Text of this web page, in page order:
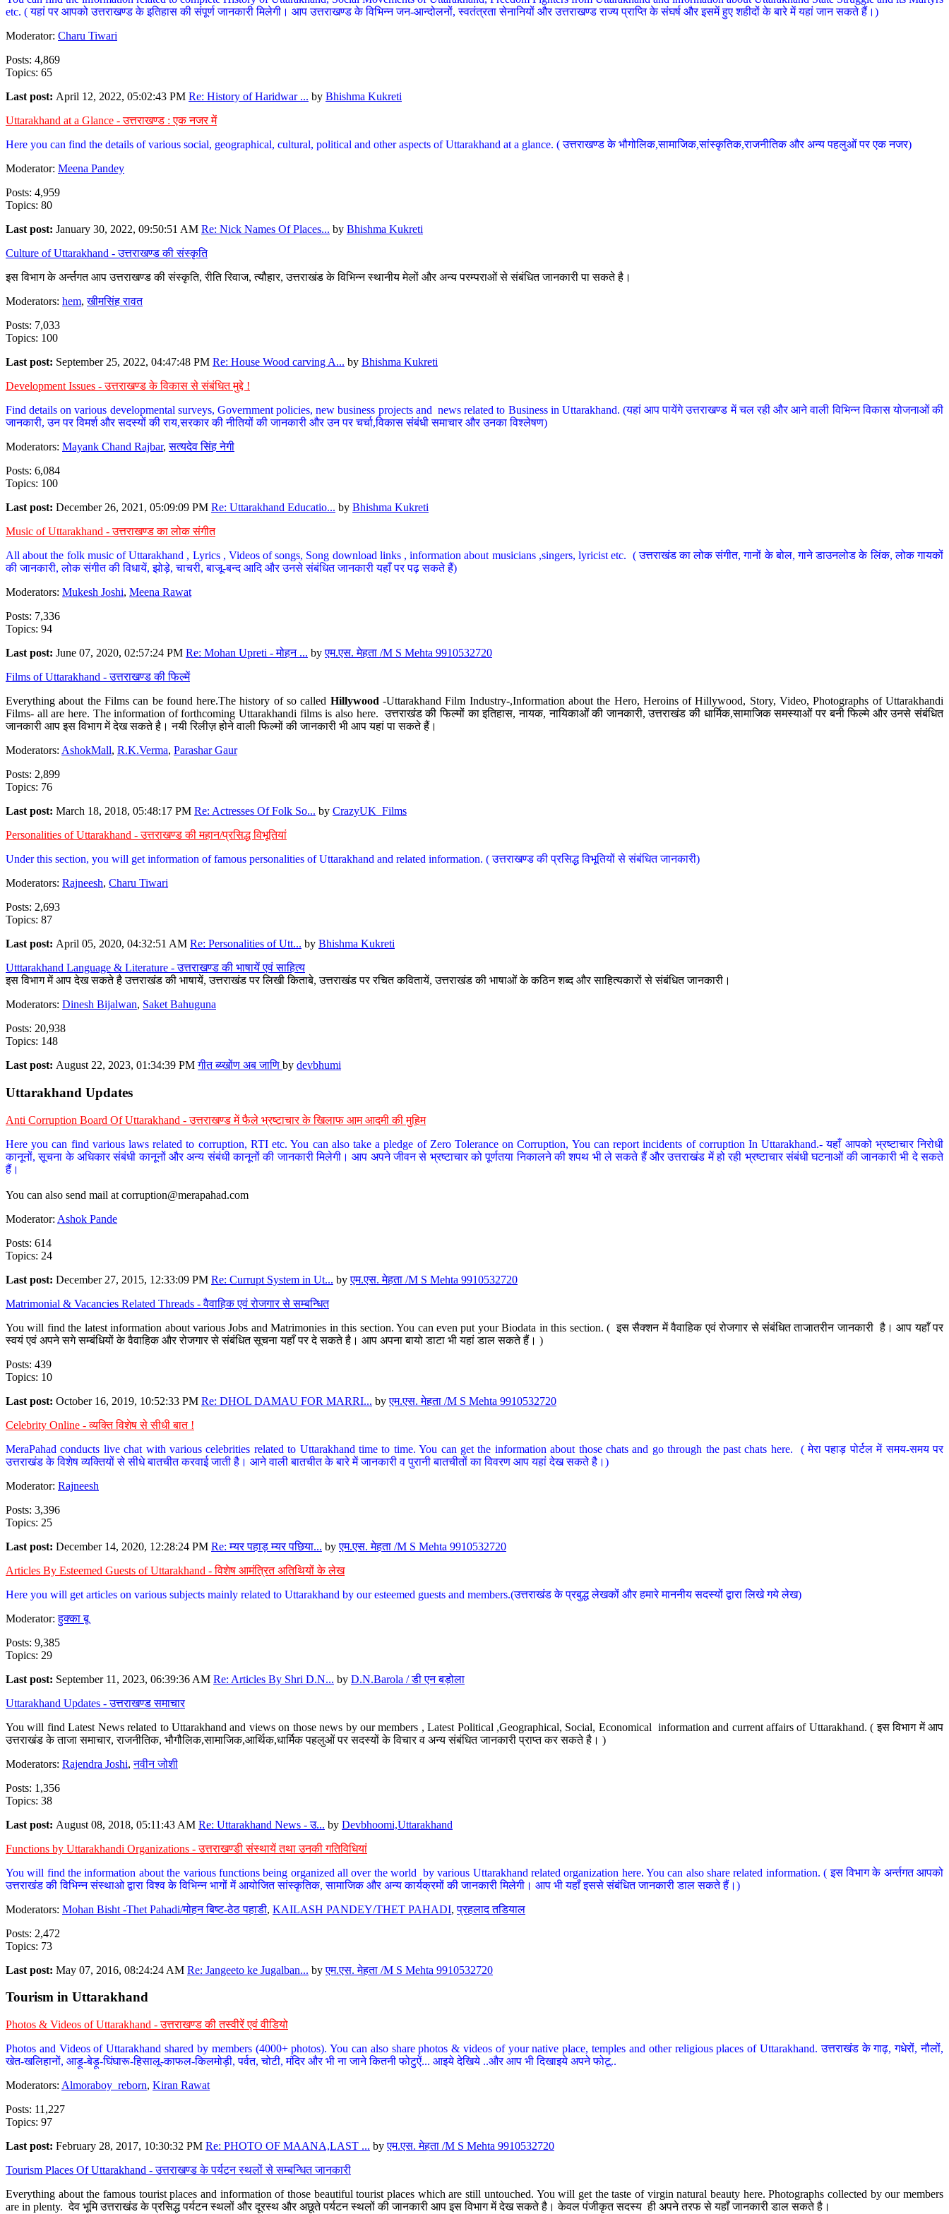
etc. ( यहां पर आपको उत्तराखण्ड के इतिहास की संपूर्ण जानकारी मिलेगी। आप उत्तराखण्ड के विभिन्न जन-आन्दोलनों, स्वतंत्रता सेनानियों और उत्तराखण्ड राज्य प्राप्ति के संघर्ष और इसमें हुए शहीदों के बारे में यहां जान सकते हैं।)
Moderator: Charu Tiwari
Posts: 4,869
Topics: 65
Last post: April 12, 2022, 05:02:43 PM Re: History of Haridwar ... by Bhishma Kukreti
Uttarakhand at a Glance - उत्तराखण्ड : एक नजर में
Here you can find the details of various social, geographical, cultural, political and other aspects of Uttarakhand at a glance. ( उत्तराखण्ड के भौगोलिक,सामाजिक,सांस्कृतिक,राजनीतिक और अन्य पहलुओं पर एक नजर)
Moderator: Meena Pandey
Posts: 4,959
Topics: 80
Last post: January 30, 2022, 09:50:51 AM Re: Nick Names Of Places... by Bhishma Kukreti
Culture of Uttarakhand - उत्तराखण्ड की संस्कृति
इस विभाग के अर्न्तगत आप उत्तराखण्ड की संस्कृति, रीति रिवाज, त्यौहार, उत्तराखंड के विभिन्न स्थानीय मेलों और अन्य परम्पराओं से संबंधित जानकारी पा सकते है।
Moderators: hem,खीमसिंह रावत
Posts: 7,033
Topics: 100
Last post: September 25, 2022, 04:47:48 PM Re: House Wood carving A... by Bhishma Kukreti
Development Issues - उत्तराखण्ड के विकास से संबंधित मुद्दे !
Find details on various developmental surveys, Government policies, new business projects and news related to Business in Uttarakhand. (यहां आप पायेंगे उत्तराखण्ड में चल रही और आने वाली विभिन्न विकास योजनाओं की
जानकारी, उन पर विमर्श और सदस्यों की राय,सरकार की नीतियों की जानकारी और उन पर चर्चा,विकास संबंधी समाचार और उनका विश्लेषण)
Moderators: Mayank Chand Rajbar,सत्यदेव सिंह नेगी
Posts: 6,084
Topics: 100
Last post: December 26, 2021, 05:09:09 PM Re: Uttarakhand Educatio... by Bhishma Kukreti
Music of Uttarakhand - उत्तराखण्ड का लोक संगीत
All about the folk music of Uttarakhand , Lyrics , Videos of songs, Song download links , information about musicians ,singers, lyricist etc. ( उत्तराखंड का लोक संगीत, गानों के बोल, गाने डाउनलोड के लिंक, लोक गायकों
की जानकारी, लोक संगीत की विधायें, झोड़े, चाचरी, बाजू-बन्द आदि और उनसे संबंधित जानकारी यहाँ पर पढ़ सकते हैं)
Moderators: Mukesh Joshi, Meena Rawat
Posts: 7,336
Topics: 94
Last post: June 07, 2020, 02:57:24 PM Re: Mohan Upreti - मोहन ... byएम.एस. मेहता /M S Mehta 9910532720
Films of Uttarakhand - उत्तराखण्ड की फिल्में
Everything about the Films can be found here.The history of so called Hillywood-Uttarakhand Film Industry-,Information about the Hero, Heroins of Hillywood, Story, Video, Photographs of Uttarakhandi
Films- all are here. The information of forthcoming Uttarakhandi films is also here. उत्तराखंड की फिल्मों का इतिहास, नायक, नायिकाओं की जानकारी, उत्तराखंड की धार्मिक,सामाजिक समस्याओं पर बनी फिल्मे और उनसे संबंधित
जानकारी आप इस विभाग में देख सकते है। नयी रिलीज़ होने वाली फिल्मों की जानकारी भी आप यहां पा सकते हैं।
Moderators: AshokMall, R.K.Verma, Parashar Gaur
Posts: 2,899
Topics: 76
Last post: March 18, 2018, 05:48:17 PM Re: Actresses Of Folk So... by CrazyUK_Films
Personalities of Uttarakhand - उत्तराखण्ड की महान/प्रसिद्ध विभूतियां
Under this section, you will get information of famous personalities of Uttarakhand and related information. ( उत्तराखण्ड की प्रसिद्ध विभूतियों से संबंधित जानकारी)
Moderators: Rajneesh, Charu Tiwari
Posts: 2,693
Topics: 87
Last post: April 05, 2020, 04:32:51 AM Re: Personalities of Utt... by Bhishma Kukreti
Utttarakhand Language & Literature - उत्तराखण्ड की भाषायें एवं साहित्य
इस विभाग में आप देख सकते है उत्तराखंड की भाषायें, उत्तराखंड पर लिखी किताबे, उत्तराखंड पर रचित कवितायें, उत्तराखंड की भाषाओं के कठिन शब्द और साहित्यकारों से संबंधित जानकारी।
Moderators: Dinesh Bijalwan, Saket Bahuguna
Posts: 20,938
Topics: 148
Last post: August 22, 2023, 01:34:39 PMगीत ब्य्खोंण अब जाणि by devbhumi
Uttarakhand Updates
Anti Corruption Board Of Uttarakhand - उत्तराखण्ड में फैले भ्रष्टाचार के खिलाफ आम आदमी की मुहिम
Here you can find various laws related to corruption, RTI etc. You can also take a pledge of Zero Tolerance on Corruption, You can report incidents of corruption In Uttarakhand.- यहाँ आपको भ्रष्टाचार निरोधी
कानूनों, सूचना के अधिकार संबंधी कानूनों और अन्य संबंधी कानूनों की जानकारी मिलेगी। आप अपने जीवन से भ्रष्टाचार को पूर्णतया निकालने की शपथ भी ले सकते हैं और उत्तराखंड में हो रही भ्रष्टाचार संबंधी घटनाओं की जानकारी भी दे सकते
हैं।
You can also send mail at corruption@merapahad.com
Moderator: Ashok Pande
Posts: 614
Topics: 24
Last post: December 27, 2015, 12:33:09 PM Re: Currupt System in Ut... byएम.एस. मेहता /M S Mehta 9910532720
Matrimonial & Vacancies Related Threads - वैवाहिक एवं रोजगार से सम्बन्धित
You will find the latest information about various Jobs and Matrimonies in this section. You can even put your Biodata in this section. ( इस सैक्शन में वैवाहिक एवं रोजगार से संबंधित ताजातरीन जानकारी है। आप यहाँ पर
स्वयं एवं अपने सगे सम्बंधियों के वैवाहिक और रोजगार से संबंधित सूचना यहाँ पर दे सकते है। आप अपना बायो डाटा भी यहां डाल सकते हैं। )
Posts: 439
Topics: 10
Last post: October 16, 2019, 10:52:33 PM Re: DHOL DAMAU FOR MARRI... byएम.एस. मेहता /M S Mehta 9910532720
Celebrity Online - व्यक्ति विशेष से सीधी बात !
MeraPahad conducts live chat with various celebrities related to Uttarakhand time to time. You can get the information about those chats and go through the past chats here. ( मेरा पहाड़ पोर्टल में समय-समय पर
उत्तराखंड के विशेष व्यक्तियों से सीधे बातचीत करवाई जाती है। आने वाली बातचीत के बारे में जानकारी व पुरानी बातचीतों का विवरण आप यहां देख सकते है।)
Moderator: Rajneesh
Posts: 3,396
Topics: 25
Last post: December 14, 2020, 12:28:24 PM Re: म्यर पहाड़ म्यर पछिया... byएम.एस. मेहता /M S Mehta 9910532720
Articles By Esteemed Guests of Uttarakhand - विशेष आमंत्रित अतिथियों के लेख
Here you will get articles on various subjects mainly related to Uttarakhand by our esteemed guests and members.(उत्तराखंड के प्रबुद्ध लेखकों और हमारे माननीय सदस्यों द्वारा लिखे गये लेख)
Moderator:हुक्का बू
Posts: 9,385
Topics: 29
Last post: September 11, 2023, 06:39:36 AM Re: Articles By Shri D.N... by D.N.Barola / डी एन बड़ोला
Uttarakhand Updates - उत्तराखण्ड समाचार
You will find Latest News related to Uttarakhand and views on those news by our members , Latest Political ,Geographical, Social, Economical information and current affairs of Uttarakhand. ( इस विभाग में आप
उत्तराखंड के ताजा समाचार, राजनीतिक, भौगौलिक,सामाजिक,आर्थिक,धार्मिक पहलुओं पर सदस्यों के विचार व अन्य संबंधित जानकारी प्राप्त कर सकते है। )
Moderators: Rajendra Joshi,नवीन जोशी
Posts: 1,356
Topics: 38
Last post: August 08, 2018, 05:11:43 AM Re: Uttarakhand News - उ... by Devbhoomi,Uttarakhand
Functions by Uttarakhandi Organizations - उत्तराखण्डी संस्थायें तथा उनकी गतिविधियां
You will find the information about the various functions being organized all over the world by various Uttarakhand related organization here. You can also share related information. ( इस विभाग के अर्न्तगत आपको
उत्तराखंड की विभिन्न संस्थाओ द्वारा विश्व के विभिन्न भागों में आयोजित सांस्कृतिक, सामाजिक और अन्य कार्यक्रमों की जानकारी मिलेगी। आप भी यहाँ इससे संबंधित जानकारी डाल सकते हैं।)
Moderators: Mohan Bisht -Thet Pahadi/मोहन बिष्ट-ठेठ पहाडी, KAILASH PANDEY/THET PAHADI,प्रहलाद तडियाल
Posts: 2,472
Topics: 73
Last post: May 07, 2016, 08:24:24 AM Re: Jangeeto ke Jugalban... byएम.एस. मेहता /M S Mehta 9910532720
Tourism in Uttarakhand
Photos & Videos of Uttarakhand - उत्तराखण्ड की तस्वीरें एवं वीडियो
Photos and Videos of Uttarakhand shared by members (4000+ photos). You can also share photos & videos of your native place, temples and other religious places of Uttarakhand. उत्तराखंड के गाढ़, गधेरों, नौलों,
खेत-खलिहानों, आड़ू-बेड़ू-घिंघारू-हिसालू-काफल-किलमोड़ी, पर्वत, चोटी, मंदिर और भी ना जाने कितनी फोटुऐं... आइये देखिये ..और आप भी दिखाइये अपने फोटू..
Moderators: Almoraboy_reborn, Kiran Rawat
Posts: 11,227
Topics: 97
Last post: February 28, 2017, 10:30:32 PM Re: PHOTO OF MAANA,LAST ... byएम.एस. मेहता /M S Mehta 9910532720
Tourism Places Of Uttarakhand - उत्तराखण्ड के पर्यटन स्थलों से सम्बन्धित जानकारी
Everything about the famous tourist places and information of those beautiful tourist places which are still untouched. You will get the taste of virgin natural beauty here. Photographs collected by our members
are in plenty. देव भूमि उत्तराखंड के प्रसिद्ध पर्यटन स्थलों और दूरस्थ और अछूते पर्यटन स्थलों की जानकारी आप इस विभाग में देख सकते है। केवल पंजीकृत सदस्य ही अपने तरफ से यहाँ जानकारी डाल सकते है।